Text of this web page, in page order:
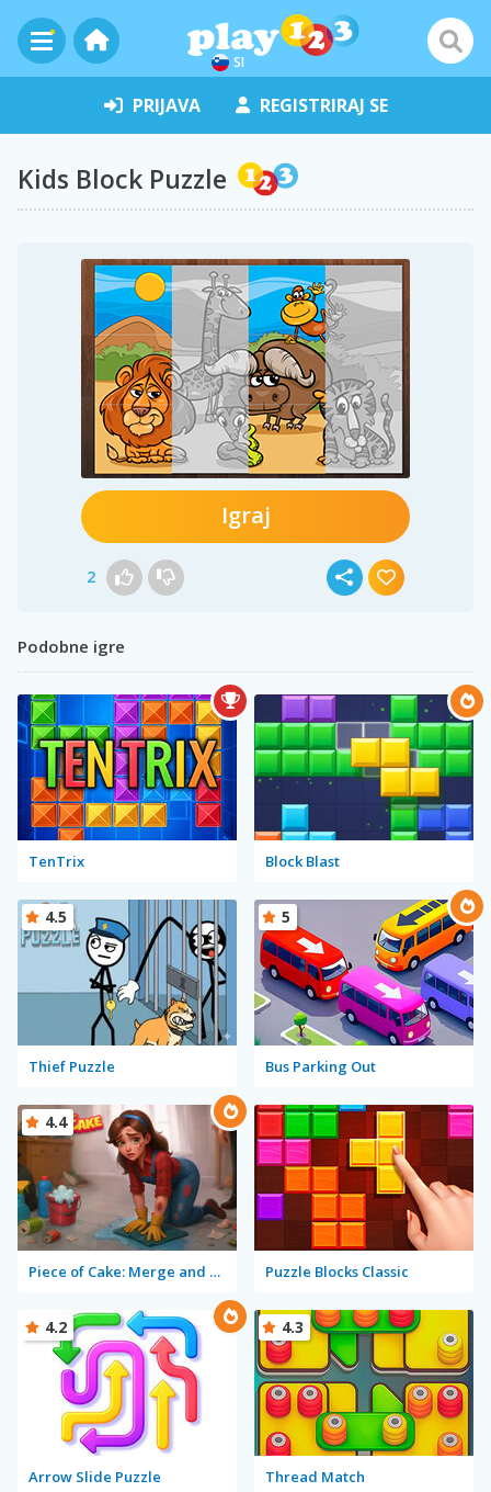
SI
PRIJAVA REGISTRIRAJ SE
Kids Block Puzzle
Igraj
2
Podobne igre
TenTrix Block Blast
Thief Puzzle
4.5
Bus Parking Out
5
Piece of Cake: Merge and Bake
4.4
Puzzle Blocks Classic
Arrow Slide Puzzle
4.2
Thread Match
4.3